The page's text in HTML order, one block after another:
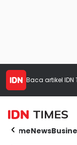
Baca artikel IDN
HomeNews